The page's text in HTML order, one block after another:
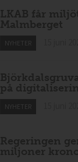
LKAB får
Malmberget
NYHETER
på
NYHETER
Regeringen
miljoner